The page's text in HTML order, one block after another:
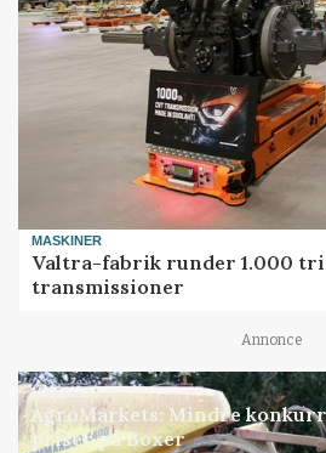
MASKINER
Valtra-fabrik runder 1.000
transmissioner
Annonce
MARKED
AgroMarkets: Mindre
priser på Boxer